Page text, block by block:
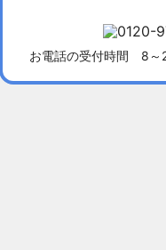
千葉県習志野市
木造平屋建て52坪
お電話の受付時間 8～